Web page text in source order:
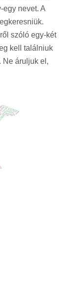
egy nevet. A
szóló egy-két
kell találniuk
Ne áruljuk el,